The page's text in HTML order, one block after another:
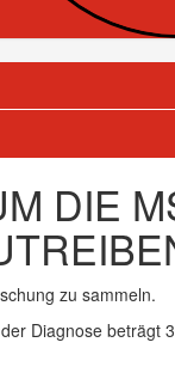
DIE
zu sammeln.
Diagnose beträgt